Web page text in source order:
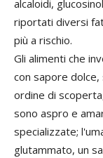
alcaloidi,
riportati diversi
più a rischio.
Gli alimenti che
con sapore dolce,
ordine di
sono aspro e
specializzate;
glutammato, un